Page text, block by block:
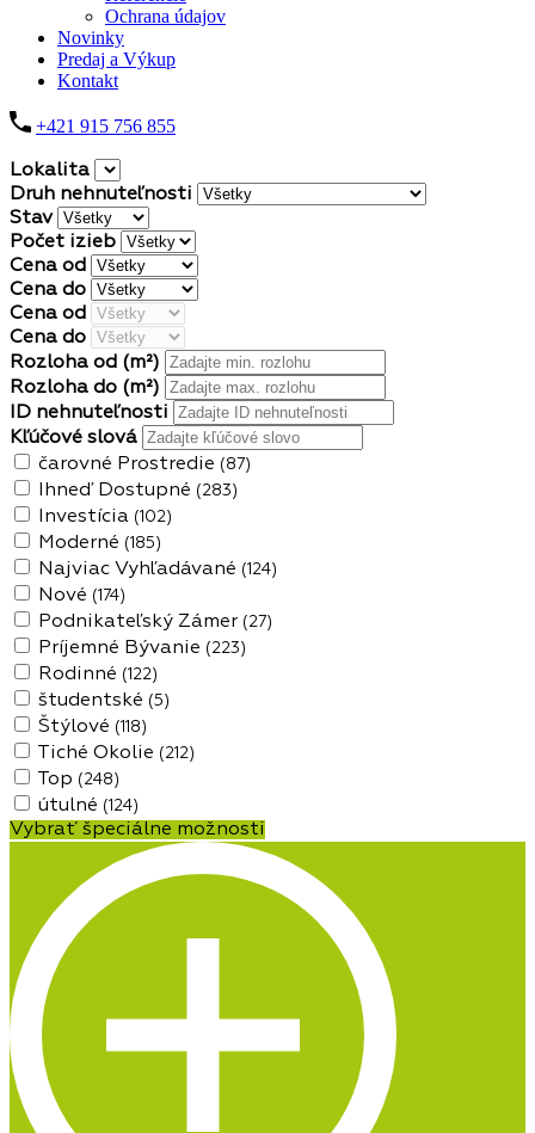
Ochrana údajov
Novinky
Predaj a Výkup
Kontakt
+421 915 756 855
Lokalita
Druh nehnuteľnosti
Stav
Počet izieb
Cena od
Cena do
Cena od
Cena do
Rozloha od (m²)
Rozloha do (m²)
ID nehnuteľnosti
Kľúčové slová
čarovné Prostredie (87)
Ihneď Dostupné (283)
Investícia (102)
Moderné (185)
Najviac Vyhľadávané (124)
Nové (174)
Podnikateľský Zámer (27)
Príjemné Bývanie (223)
Rodinné (122)
študentské (5)
Štýlové (118)
Tiché Okolie (212)
Top (248)
útulné (124)
Vybrať špeciálne možnosti